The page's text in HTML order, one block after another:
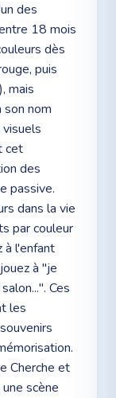
des
18 mois
dès
puis
mais
son nom
cet
des
passive.
dans la vie
par couleur
à l'enfant
à "je
Ces
les
Cherche et
scène